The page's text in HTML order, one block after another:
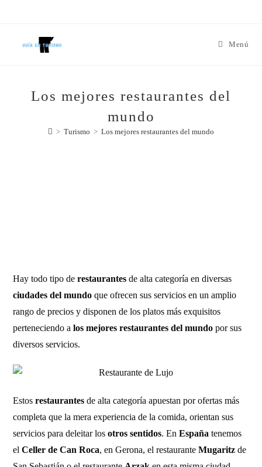
Menú
Los mejores restaurantes del
mundo
> Turismo > Los mejores restaurantes del mundo
Hay todo tipo derestaurantes de alta categoría en diversas
ciudades del mundo que ofrecen sus servicios en un amplio
rango de precios y disponen de los platos más exquisitos
perteneciendo alos mejores restaurantes del mundo por sus
diversos servicios.
Estosrestaurantes de alta categoría apuestan por ofertas más
completa que la mera experiencia de la comida, orientan sus
servicios para deleitar losotros sentidos. EnEspaña tenemos
elCeller de Can Roca, en Gerona, el restauranteMugaritz de